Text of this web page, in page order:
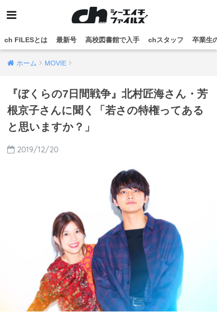
ch FILESとは 最新号 高校図書館で入手 chスタッフ 卒業生
ホーム MOVIE
『ぼくらの7日間戦争』北村匠海さん・芳
根京子さんに聞く「若さの特権ってある
と思いますか？」
2019/12/20